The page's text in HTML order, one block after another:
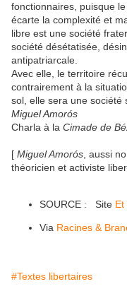
fonctionnaires, puisque
écarte la complexité et
libre est une société
société désétatisée,
antipatriarcale.
Avec elle, le territoire
contrairement à la
sol, elle sera une société
Miguel Amorós
Charla à la Cimade de
[ Miguel Amorós , aussi
théoricien et activiste
SOURCE : Site Et
Via Racines &
#Textes libertaires